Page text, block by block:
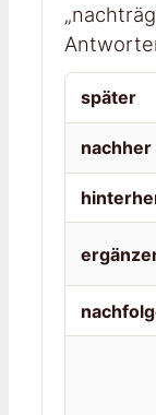
später
nachher